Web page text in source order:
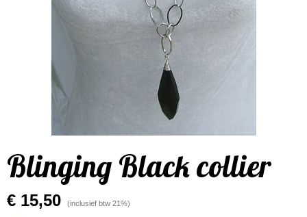
Blinging Black collier
€ 15,50 (inclusief btw 21%)